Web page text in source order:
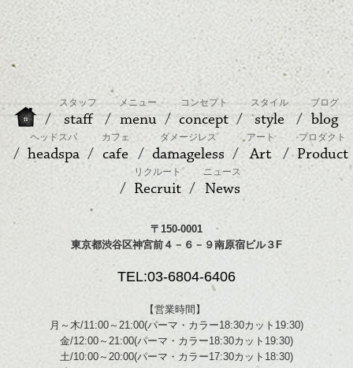
スタッフ
staff
メニュー
menu
コンセプト
concept
スタイル
style
ブログ
blog
ヘッドスパ
headspa
カフェ
cafe
ダメージレス
damageless
アート
Art
プロダクト
Product
リクルート
Recruit
ニュース
News
〒150-0001
東京都渋谷区神宮前４－６－９南原宿ビル３F
TEL:03-6804-6406
【営業時間】
月～木/11:00～21:00(パーマ・カラー18:30カット19:30)
金/12:00～21:00(パーマ・カラー18:30カット19:30)
土/10:00～20:00(パーマ・カラー17:30カット18:30)